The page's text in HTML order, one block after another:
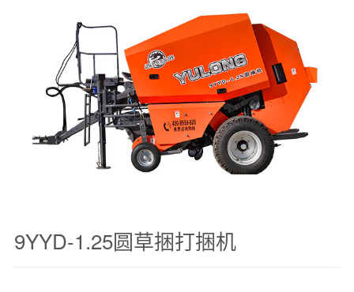
轻型履带拖拉机
9YYD-1.25圆草捆打捆机